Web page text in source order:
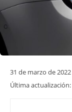
31 de marzo de 2022
Última actualización: